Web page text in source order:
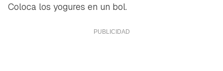
Coloca los yogures en un bol.